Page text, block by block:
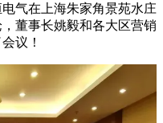
气在上海朱家角景苑水庄
董事长姚毅和各大区营销
议！